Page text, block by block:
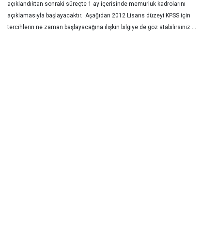
açıklandıktan sonraki süreçte 1 ay içerisinde memurluk kadrolarını
açıklamasıyla başlayacaktır. Aşağıdan 2012 Lisans düzeyi KPSS için
tercihlerin ne zaman başlayacağına ilişkin bilgiye de göz atabilirsiniz …